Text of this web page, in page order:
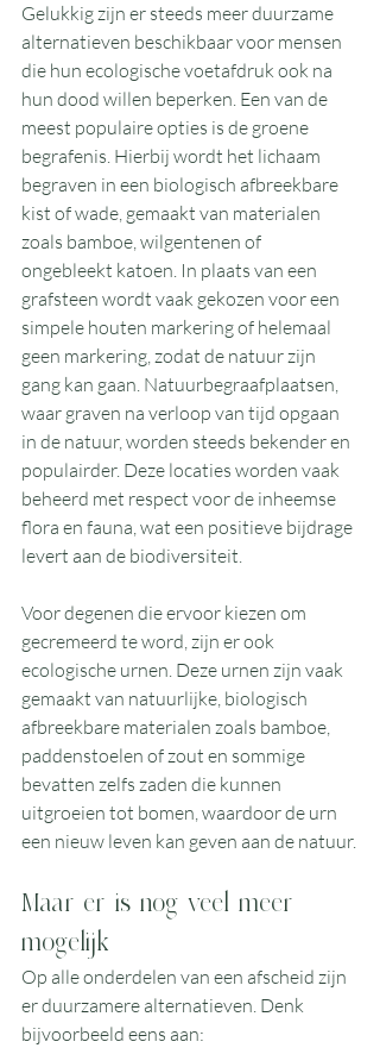
Gelukkig zijn er steeds meer duurzame
alternatieven beschikbaar voor mensen
die hun ecologische voetafdruk ook na
hun dood willen beperken. Een van de
meest populaire opties is de groene
begrafenis. Hierbij wordt het lichaam
begraven in een biologisch afbreekbare
kist of wade, gemaakt van materialen
zoals bamboe, wilgentenen of
ongebleekt katoen. In plaats van een
grafsteen wordt vaak gekozen voor een
simpele houten markering of helemaal
geen markering, zodat de natuur zijn
gang kan gaan. Natuurbegraafplaatsen,
waar graven na verloop van tijd opgaan
in de natuur, worden steeds bekender en
populairder. Deze locaties worden vaak
beheerd met respect voor de inheemse
flora en fauna, wat een positieve bijdrage
levert aan de biodiversiteit.
Voor degenen die ervoor kiezen om
gecremeerd te word, zijn er ook
ecologische urnen. Deze urnen zijn vaak
gemaakt van natuurlijke, biologisch
afbreekbare materialen zoals bamboe,
paddenstoelen of zout en sommige
bevatten zelfs zaden die kunnen
uitgroeien tot bomen, waardoor de urn
een nieuw leven kan geven aan de natuur.
Maar er is nog veel meer
mogelijk
Op alle onderdelen van een afscheid zijn
er duurzamere alternatieven. Denk
bijvoorbeeld eens aan: